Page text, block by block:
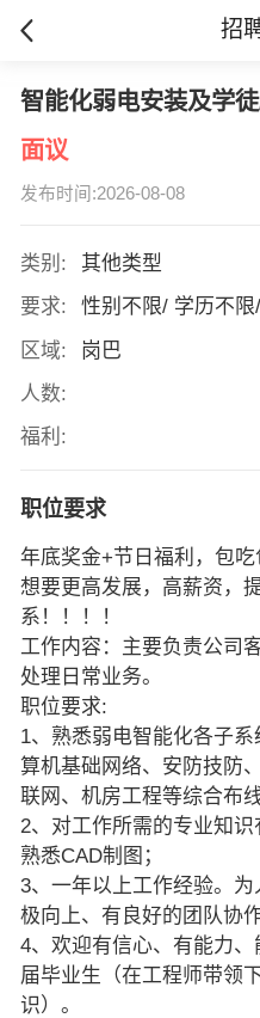
招
智能化弱电安装及学徒
面议
发布时间:2026-08-08
类别:
其他类型
要求:
性别不限/ 学历不
区域:
岗巴
人数:
福利:
职位要求
年底奖金+节日福利，包吃
想要更高发展，高薪资，
系！！！！
工作内容：主要负责公司
处理日常业务。
职位要求:
1、熟悉弱电智能化各子
算机基础网络、安防技防
联网、机房工程等综合布
2、对工作所需的专业知识
熟悉CAD制图；
3、一年以上工作经验。
极向上、有良好的团队协作
4、欢迎有信心、有能力
届毕业生（在工程师带领
识）。